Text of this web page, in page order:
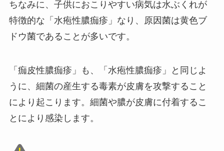
ちなみに、子供におこりやすい病気は水ぶくれが
特徴的な「水疱性膿痂疹」なり、原因菌は黄色ブ
ドウ菌であることが多いです。
「痂皮性膿痂疹」も、「水疱性膿痂疹」と同じよ
うに、細菌の産生する毒素が皮膚を攻撃すること
により起こります。細菌や膿が皮膚に付着するこ
とにより感染します。